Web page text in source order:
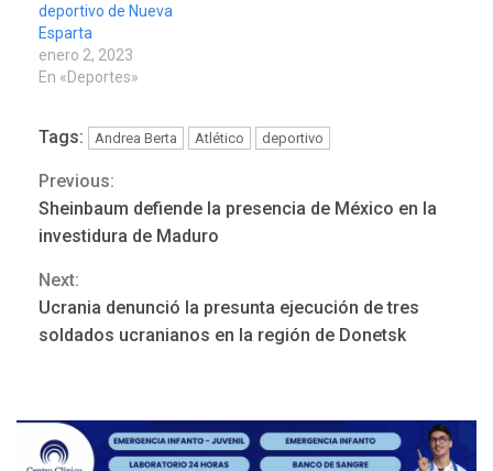
deportivo de Nueva
Esparta
enero 2, 2023
En «Deportes»
Tags: Andrea Berta Atlético deportivo
Continue
Reading
Previous:
Sheinbaum defiende la presencia de México en la
investidura de Maduro
Next:
Ucrania denunció la presunta ejecución de tres
soldados ucranianos en la región de Donetsk
3
LATINOAMÉRICA Y CARIBE
volcán de Fuego
4
pronto» sobre Ormuz